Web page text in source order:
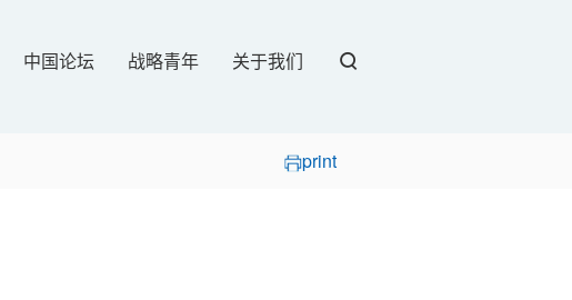
中国论坛 战略青年 关于我们
print